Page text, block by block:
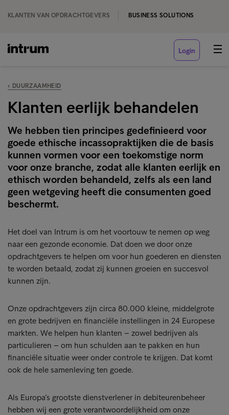
KLANTEN VAN OPDRACHTGEVERS BUSINESS SOLUTIONS
Login
‹ DUURZAAMHEID
Klanten eerlijk behandelen
We hebben tien principes gedefinieerd voor
goede ethische incassopraktijken die de basis
kunnen vormen voor een toekomstige norm
voor onze branche, zodat alle klanten eerlijk en
ethisch worden behandeld, zelfs als een land
geen wetgeving heeft die consumenten goed
beschermt.
Het doel van Intrum is om het voortouw te nemen op weg
naar een gezonde economie. Dat doen we door onze
opdrachtgevers te helpen om voor hun goederen en diensten
te worden betaald, zodat zij kunnen groeien en succesvol
kunnen zijn.
Onze opdrachtgevers zijn circa 80.000 kleine, middelgrote
en grote bedrijven en financiële instellingen in 24 Europese
markten. We helpen hun klanten – zowel bedrijven als
particulieren – om hun schulden aan te pakken en hun
financiële situatie weer onder controle te krijgen. Dat komt
ook de hele samenleving ten goede.
Als Europa’s grootste dienstverlener in debiteurenbeheer
hebben wij een grote verantwoordelijkheid om onze